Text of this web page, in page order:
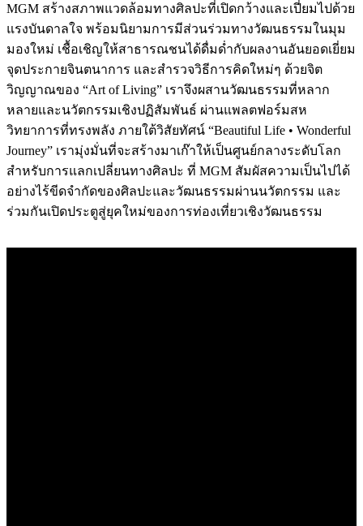
MGM สร้างสภาพแวดล้อมทางศิลปะที่เปิดกว้างและเปี่ยมไปด้วย
แรงบันดาลใจ พร้อมนิยามการมีส่วนร่วมทางวัฒนธรรมในมุม
มองใหม่ เชื้อเชิญให้สาธารณชนได้ดื่มด่ำกับผลงานอันยอดเยี่ยม
จุดประกายจินตนาการ และสำรวจวิธีการคิดใหม่ๆ ด้วยจิต
วิญญาณของ “Art of Living” เราจึงผสานวัฒนธรรมที่หลาก
หลายและนวัตกรรมเชิงปฏิสัมพันธ์ ผ่านแพลตฟอร์มสห
วิทยาการที่ทรงพลัง ภายใต้วิสัยทัศน์ “Beautiful Life • Wonderful
Journey” เรามุ่งมั่นที่จะสร้างมาเก๊าให้เป็นศูนย์กลางระดับโลก
สำหรับการแลกเปลี่ยนทางศิลปะ ที่ MGM สัมผัสความเป็นไปได้
อย่างไร้ขีดจำกัดของศิลปะและวัฒนธรรมผ่านนวัตกรรม และ
ร่วมกันเปิดประตูสู่ยุคใหม่ของการท่องเที่ยวเชิงวัฒนธรรม